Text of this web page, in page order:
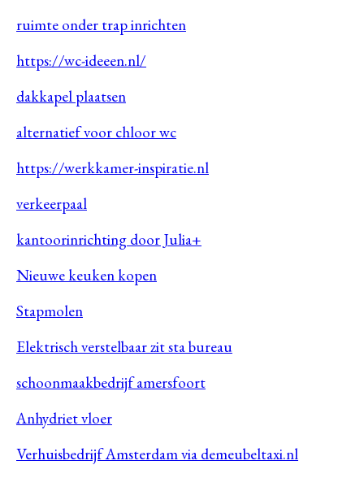
ruimte onder trap inrichten
https://wc-ideeen.nl/
dakkapel plaatsen
alternatief voor chloor wc
https://werkkamer-inspiratie.nl
verkeerpaal
kantoorinrichting door Julia+
Nieuwe keuken kopen
Stapmolen
Elektrisch verstelbaar zit sta bureau
schoonmaakbedrijf amersfoort
Anhydriet vloer
Verhuisbedrijf Amsterdam via demeubeltaxi.nl